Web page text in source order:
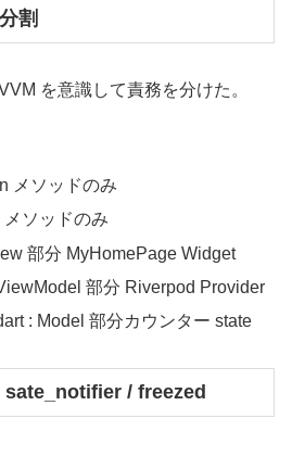
割
を意識して責務を分けた。
メソッドのみ
ソッドのみ
部分 MyHomePage Widget
部分 Riverpod Provider
: Model 部分カウンター state
/ freezed